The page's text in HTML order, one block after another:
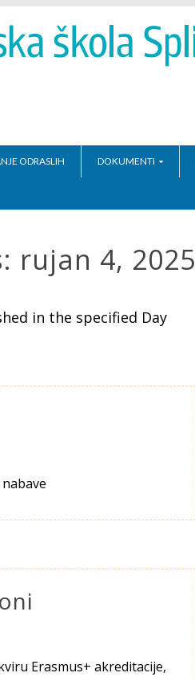
ODRASLIH DOKUMENTI
rujan 4, 2025
in the specified Day
Erasmus+ akreditacije,